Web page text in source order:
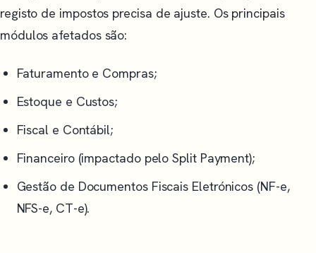
registo de impostos precisa de ajuste. Os principais
módulos afetados são:
Faturamento e Compras;
Estoque e Custos;
Fiscal e Contábil;
Financeiro (impactado pelo Split Payment);
Gestão de Documentos Fiscais Eletrónicos (NF-e,
NFS-e, CT-e).